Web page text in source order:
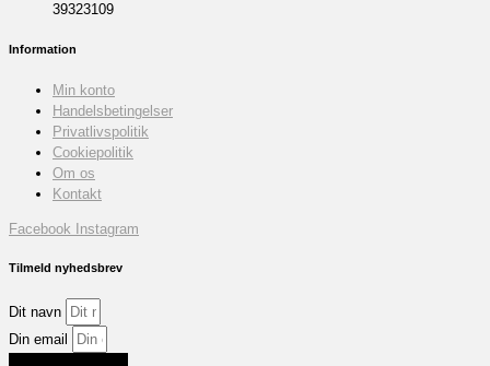
39323109
Information
Min konto
Handelsbetingelser
Privatlivspolitik
Cookiepolitik
Om os
Kontakt
Facebook Instagram
Tilmeld nyhedsbrev
Dit navn
Din email